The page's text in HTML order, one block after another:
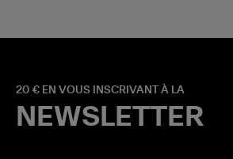
20 € EN VOUS INSCRIVANT À LA
NEWSLETTER